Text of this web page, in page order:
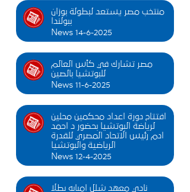
منتخب مصر يستعد لبطولة بوزان
ببولندا
News 14-6-2025
مصر تشارك في كأس العالم
للبوتشيا بالصين
News 11-6-2025
افتتاح دورة اعداد محكمين محلين
لرياضة البوتشيا بحضور د احمد
ادم رئيس الاتحاد المصري للقدرة
الرياضية والبوتشيا
News 12-4-2025
نادي معهد شلل امبابه بطلا